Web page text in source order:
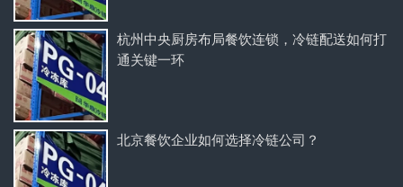
杭州中央厨房布局餐饮连锁，冷链配送如何打
通关键一环
北京餐饮企业如何选择冷链公司？